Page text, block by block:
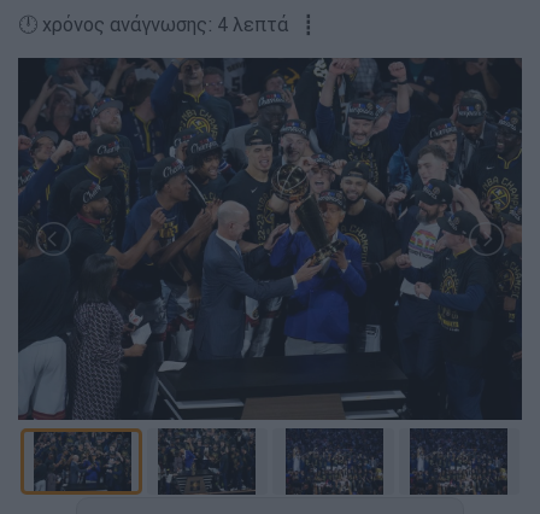
🕛 χρόνος ανάγνωσης: 4 λεπτά ┋